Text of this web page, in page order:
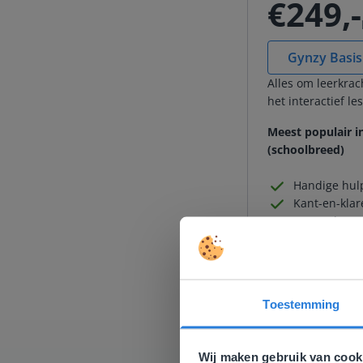
Toestemming
Wij maken gebruik van
€249,-
Gynzy
Alles om
het interactief
Meest populair
(schoolbreed)
Handige
Kant-en-
Deze
Gezien